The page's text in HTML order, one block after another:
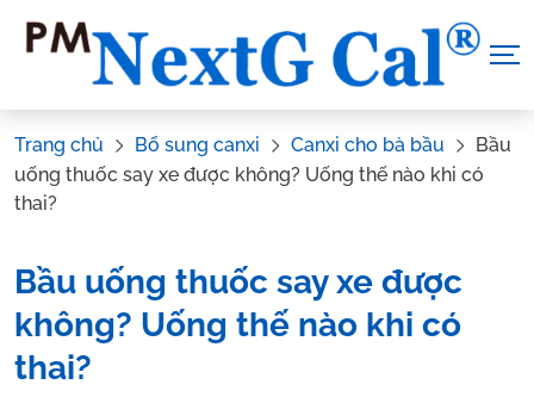
Trang chủ Bổ sung canxi Canxi cho bà bầu
Bầu
uống thuốc say xe được không? Uống thế nào khi có
thai?
Bầu uống thuốc say xe được
không? Uống thế nào khi có
thai?